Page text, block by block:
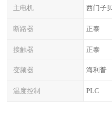
主电机 西门子
断路器 正泰
接触器 正泰
变频器 海利普
温度控制 PLC